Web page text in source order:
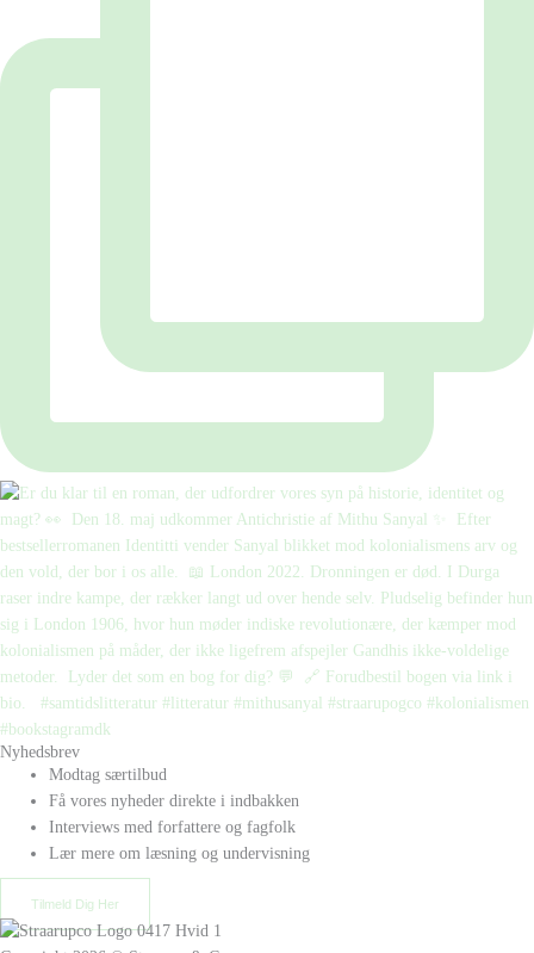
Nyhedsbrev
Modtag særtilbud
Få vores nyheder direkte i indbakken
Interviews med forfattere og fagfolk
Lær mere om læsning og undervisning
Tilmeld Dig Her